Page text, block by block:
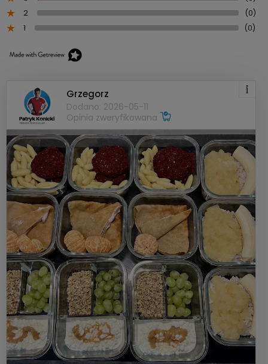
2 (0)
1 (0)
Grzegorz
Dodano: 2026-05-11
Opinia zweryfikowana